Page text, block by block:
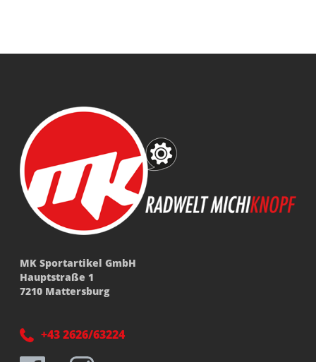
MK Sportartikel GmbH
Hauptstraße 1
7210 Mattersburg
+43 2626/63224